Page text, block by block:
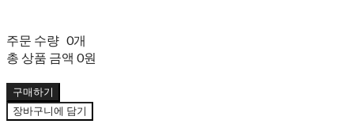
주문 수량 0개
총 상품 금액 0원
구매하기
장바구니에 담기